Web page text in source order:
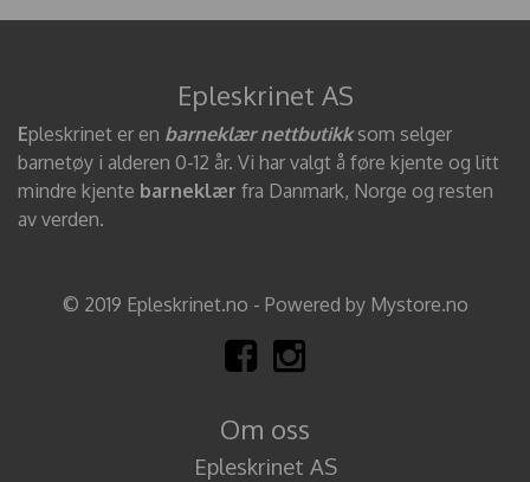
Epleskrinet AS
Epleskrinet er en barneklær nettbutikksom selger
barnetøy i alderen 0-12 år. Vi har valgt å føre kjente og litt
mindre kjente barneklær fra Danmark, Norge og resten
av verden.
© 2019 Epleskrinet.no - Powered by Mystore.no
Om oss
Epleskrinet AS